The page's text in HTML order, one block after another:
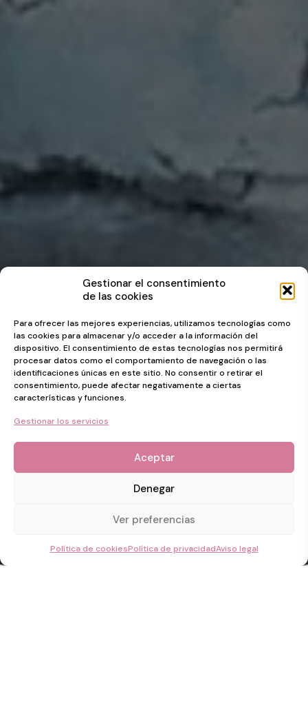
Gestionar el consentimiento
de las cookies
Para ofrecer las mejores experiencias, utilizamos tecnologías como
las cookies para almacenar y/o acceder a la información del
dispositivo. El consentimiento de estas tecnologías nos permitirá
procesar datos como el comportamiento de navegación o las
identificaciones únicas en este sitio. No consentir o retirar el
consentimiento, puede afectar negativamente a ciertas
características y funciones.
Gestionar los servicios
Aceptar
Denegar
Ver preferencias
Política de cookiesPolítica de privacidadAviso legal